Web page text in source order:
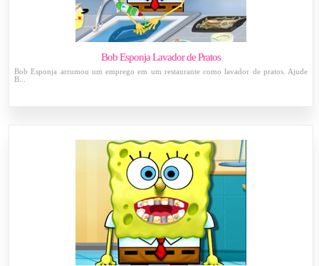
Bob Esponja Lavador de Pratos
Bob Esponja arrumou um emprego em um restaurante como lavador de pratos. Ajude
B...